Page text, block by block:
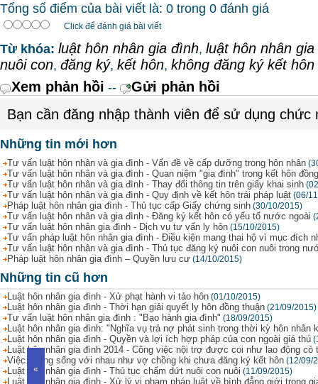
Tổng số điểm của bài viết là: 0 trong 0 đánh giá
Click để đánh giá bài viết
Từ khóa: luật hôn nhân gia đình, luật hôn nhân
nuôi con, đăng ký, kết hôn, không đăng ký kết hôn
Xem phản hồi --
Gửi phản hồi
Bạn cần đăng nhập thành viên để sử dụng chức
Những tin mới hơn
Tư vấn luật hôn nhân và gia đình - Vấn đề về cấp dưỡng trong hôn nhân
Tư vấn luật hôn nhân và gia đình - Quan niệm "gia đình" trong kết hôn
Tư vấn luật hôn nhân và gia đình - Thay đổi thông tin trên giấy khai sinh
Tư vấn luật hôn nhân và gia đình - Quy định về kết hôn trái pháp luật (06/
Pháp luật hôn nhân gia đình - Thủ tục cấp Giấy chứng sinh (30/10/2015)
Tư vấn luật hôn nhân và gia đình - Đăng ký kết hôn có yếu tố nước ngoài
Tư vấn luật hôn nhân gia đình - Dịch vụ tư vấn ly hôn (15/10/2015)
Tư vấn pháp luật hôn nhân gia đình - Điều kiện mang thai hộ vì mục đích
Tư vấn luật hôn nhân và gia đình - Thủ tục đăng ký nuôi con nuôi trong
Pháp luật hôn nhân gia đình – Quyền lưu cư (14/10/2015)
Những tin cũ hơn
Luật hôn nhân gia đình - Xử phạt hành vi tảo hôn (01/10/2015)
Luật hôn nhân gia đình - Thời hạn giải quyết ly hôn đồng thuận (21/09/2015)
Tư vấn luật hôn nhân gia đình : "Bạo hành gia đình" (18/09/2015)
Luật hôn nhân gia đình: "Nghĩa vụ trả nợ phát sinh trong thời kỳ hôn nhân
Luật hôn nhân gia đình - Quyền và lợi ích hợp pháp của con ngoài giá thú
Luật hôn nhân gia đình 2014 - Công việc nội trợ được coi như lao động có
Việc chung sống với nhau như vợ chồng khi chưa đăng ký kết hôn (12/09/
Luật hôn nhân gia đình - Thủ tục chấm dứt nuôi con nuôi (11/09/2015)
Luật hôn nhân gia đình - Xử lý vi phạm pháp luật về bình đẳng giới trong
«